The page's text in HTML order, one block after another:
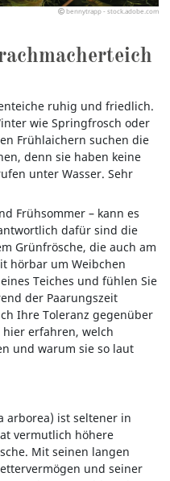
bennytrapp - stock.adobe.com
ruhig und friedlich.
wie Springfrosch oder
Frühlaichern suchen die
denn sie haben keine
unter Wasser. Sehr
Frühsommer – kann es
dafür sind die
Grünfrösche, die auch am
hörbar um Weibchen
Teiches und fühlen Sie
der Paarungszeit
Ihre Toleranz gegenüber
erfahren, welch
und warum sie so laut
arborea) ist seltener in
vermutlich höhere
Mit seinen langen
und seiner